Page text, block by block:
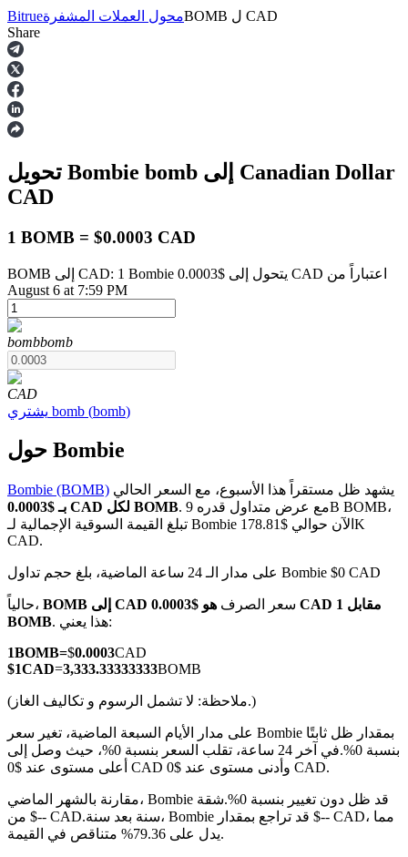
العقود الآجلة
العقود الآجلة USDT
العقود الآجلة لـ COIN-M
العقود الآجلة للعملات المشفرة
TradFi
مشتقات الأسهم والعملات الأجنبية والمعادن الثمينة والسلع
العقود الآجلة USDC
Bitrueمحول العملات المشفرةBOMB ل CAD
Share
تحويل Bombie bomb
إلى Canadian Dollar
CAD
1 BOMB = $0.0003 CAD
BOMB إلى CAD: 1 Bombie يتحول إلى $0.0003 CAD اعتباراً من
August 6 at 7:59 PM
bombbomb
CAD
يشتري bomb (bomb)
حول Bombie
Bombie (BOMB) يشهد ظل مستقراً هذا الأسبوع، مع السعر الحالي
بـ $0.0003 CAD لكل BOMB. مع عرض متداول قدره 9B BOMB،
تبلغ القيمة السوقية الإجمالية لـ Bombie الآن حوالي $178.81K
CAD.
على مدار الـ 24 ساعة الماضية، بلغ حجم تداول Bombie $0 CAD
حالياً، BOMB إلى CAD سعر الصرف
هو $0.0003 CAD مقابل 1
BOMB
. هذا يعني:
1BOMB=$0.0003CAD
$1CAD=3,333.33333333BOMB
(ملاحظة: لا تشمل الرسوم و تكاليف الغاز.)
على مدار الأيام السبعة الماضية، تغير سعر Bombie بمقدار ظل ثابتًا
بنسبة 0%.
في آخر 24 ساعة، تقلب السعر بنسبة 0%، حيث وصل إلى
أعلى مستوى عند $0 CAD وأدنى مستوى عند $0 CAD.
مقارنة بالشهر الماضي، Bombie قد ظل دون تغيير بنسبة 0%.شقة
من $-- CAD.سنة بعد سنة، Bombie قد تراجع بمقدار $-- CAD، مما
يدل على 79.36% متناقص في القيمة.